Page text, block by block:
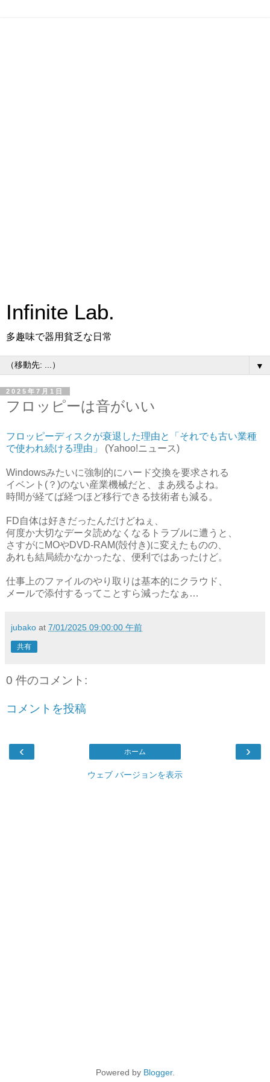
Infinite Lab.
多趣味で器用貧乏な日常
▼
2025年7月1日
フロッピーは音がいい
フロッピーディスクが衰退した理由と「それでも古い業種
で使われ続ける理由」
(Yahoo!ニュース)
Windowsみたいに強制的にハード交換を要求される
イベント(？)のない産業機械だと、まあ残るよね。
時間が経てば経つほど移行できる技術者も減る。
FD自体は好きだったんだけどねぇ、
何度か大切なデータ読めなくなるトラブルに遭うと、
さすがにMOやDVD-RAM(殻付き)に変えたものの、
あれも結局続かなかったな、便利ではあったけど。
仕事上のファイルのやり取りは基本的にクラウド、
メールで添付するってことすら減ったなぁ…
jubako at 7/01/2025 09:00:00 午前
共有
0 件のコメント:
コメントを投稿
‹ ›
ホーム
ウェブ バージョンを表示
Powered by Blogger.